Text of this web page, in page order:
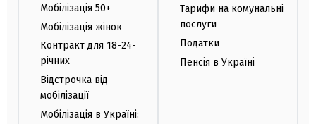
Мобілізація 50+
Мобілізація жінок
Контракт для 18-24-
річних
Відстрочка від
мобілізації
Мобілізація в Україні:
Тарифи на комунальні
послуги
Податки
Пенсія в Україні